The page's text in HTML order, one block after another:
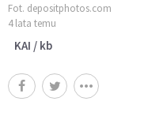
Fot. depositphotos.com
4 lata temu
KAI / kb